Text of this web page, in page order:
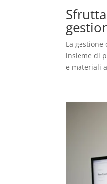
La
insieme di
e materiali